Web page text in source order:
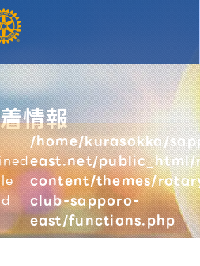
情報
/home/kurasokka/
east.net/
content/themes/
club-sapporo-
east/functions.php